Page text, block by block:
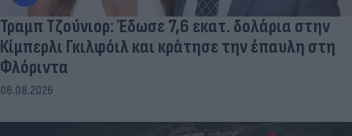
Τραμπ Τζούνιορ: Έδωσε 7,6 εκατ. δολάρια στην
Κίμπερλι Γκιλφόιλ και κράτησε την έπαυλη στη
Φλόριντα
06.08.2026